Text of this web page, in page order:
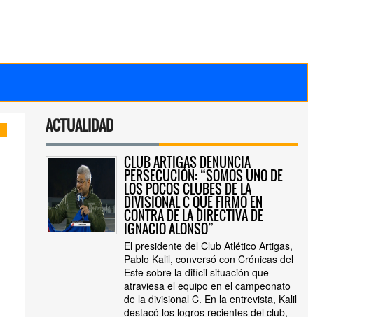
ACTUALIDAD
CLUB ARTIGAS DENUNCIA
PERSECUCIÓN: “SOMOS UNO DE
LOS POCOS CLUBES DE LA
DIVISIONAL C QUE FIRMÓ EN
CONTRA DE LA DIRECTIVA DE
IGNACIO ALONSO”
El presidente del Club Atlético Artigas,
Pablo Kalil, conversó con Crónicas del
Este sobre la difícil situación que
atraviesa el equipo en el campeonato
de la divisional C. En la entrevista, Kalil
destacó los logros recientes del club,